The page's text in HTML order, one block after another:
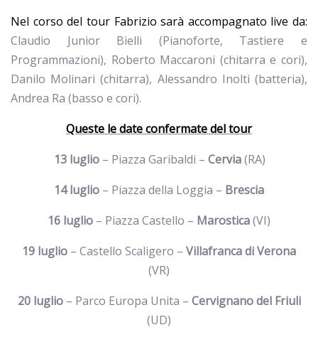
Nel corso del tour Fabrizio sarà accompagnato live da:
Claudio Junior Bielli (Pianoforte, Tastiere e
Programmazioni), Roberto Maccaroni (chitarra e cori),
Danilo Molinari (chitarra), Alessandro Inolti (batteria),
Andrea Ra (basso e cori).
Queste le date confermate del tour
13 luglio – Piazza Garibaldi – Cervia(RA)
14 luglio – Piazza della Loggia – Brescia
16 luglio – Piazza Castello – Marostica(VI)
19 luglio – Castello Scaligero – Villafranca di Verona
(VR)
20 luglio – Parco Europa Unita – Cervignano del Friuli
(UD)